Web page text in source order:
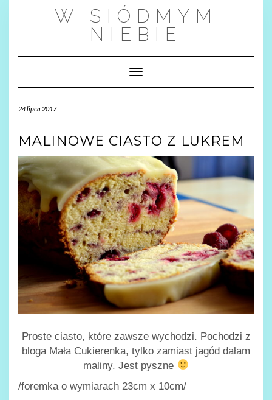
W SIÓDMYM
NIEBIE
Toggle Navigation
24 lipca 2017
MALINOWE CIASTO Z LUKREM
Proste ciasto, które zawsze wychodzi. Pochodzi z
bloga Mała Cukierenka, tylko zamiast jagód dałam
maliny. Jest pyszne
/foremka o wymiarach 23cm x 10cm/